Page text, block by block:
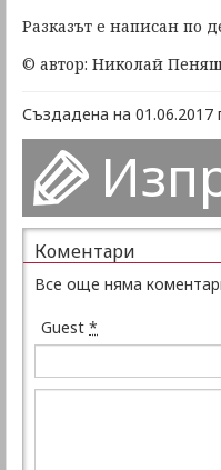
Разказът е написан по
© автор: Николай
Създадена на 01.06.2017
Коментари
Все още няма
Guest *